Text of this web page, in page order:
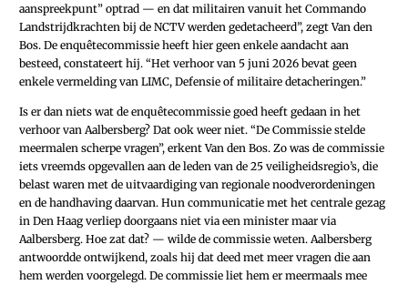
aanspreekpunt” optrad — en dat militairen vanuit het Commando
Landstrijdkrachten bij de NCTV werden gedetacheerd”, zegt Van den
Bos. De enquêtecommissie heeft hier geen enkele aandacht aan
besteed, constateert hij. “Het verhoor van 5 juni 2026 bevat geen
enkele vermelding van LIMC, Defensie of militaire detacheringen.”
Is er dan niets wat de enquêtecommissie goed heeft gedaan in het
verhoor van Aalbersberg? Dat ook weer niet. “De Commissie stelde
meermalen scherpe vragen”, erkent Van den Bos. Zo was de commissie
iets vreemds opgevallen aan de leden van de 25 veiligheidsregio’s, die
belast waren met de uitvaardiging van regionale noodverordeningen
en de handhaving daarvan. Hun communicatie met het centrale gezag
in Den Haag verliep doorgaans niet via een minister maar via
Aalbersberg. Hoe zat dat? — wilde de commissie weten. Aalbersberg
antwoordde ontwijkend, zoals hij dat deed met meer vragen die aan
hem werden voorgelegd. De commissie liet hem er meermaals mee